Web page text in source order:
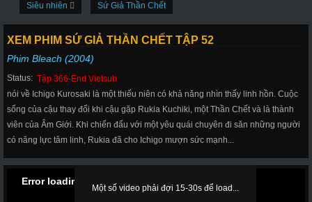
Siêu nhiên
Sứ Giả Thần Chết
XEM PHIM SỨ GIẢ THẦN CHẾT TẬP 52
Phim Bleach (2004)
Status: Tập 366-End Vietsub
nói về Ichigo Kurosaki là một thiếu niên có khả năng nhìn thấy linh hồn. Cuộc
sống của cậu thay đổi khi cậu gặp Rukia Kuchiki, một Thần Chết và là thành
viên của Âm Giới. Khi chiến đấu với một yêu quái chuyên đi săn những người
có năng lực tâm linh, Rukia đã cho Ichigo mượn sức mạnh...
Một số video phải đợi 15-30s để load...
Error loading media: File could not be played